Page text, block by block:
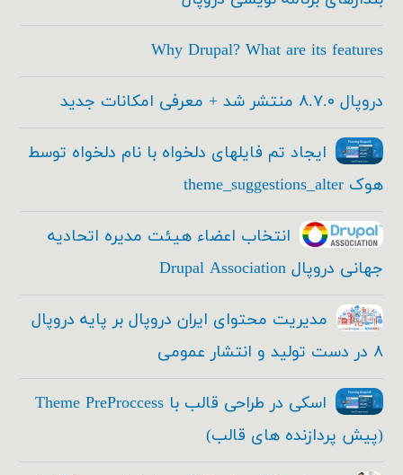
Why Drupal? What are its features
دروپال ۸.۷.۰ منتشر شد + معرفی امکانات جدید
ایجاد تم فایلهای دلخواه با نام دلخواه توسط
هوک theme_suggestions_alter
انتخاب اعضاء هیئت مدیره اتحادیه
جهانی دروپال Drupal Association
مدیریت محتوای ایران دروپال بر پایه دروپال
۸ در دست تولید و انتشار عمومی
اسکی در طراحی قالب با Theme PreProccess
(پیش پردازنده های قالب)